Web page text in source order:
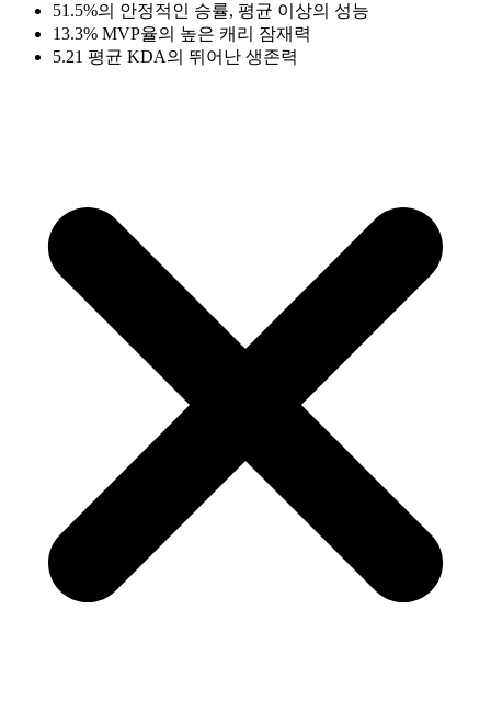
51.5%의 안정적인 승률, 평균 이상의 성능
13.3% MVP율의 높은 캐리 잠재력
5.21 평균 KDA의 뛰어난 생존력